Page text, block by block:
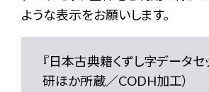
ような表示をお願いします。
『日本古典籍くずし字データセ
研ほか所蔵／CODH加工）